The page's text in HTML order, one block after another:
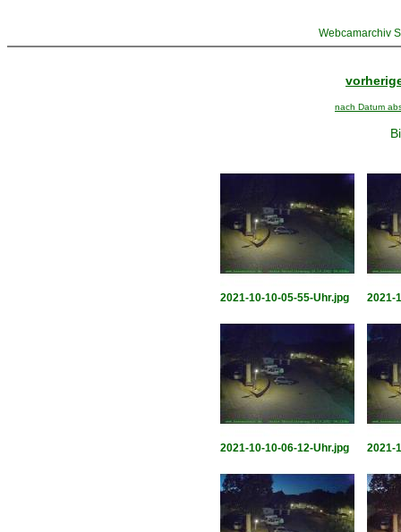
Webcamarchiv
nach Datum
2021-10-10-05-55-Uhr.jpg 2021-
2021-10-10-06-12-Uhr.jpg 2021-